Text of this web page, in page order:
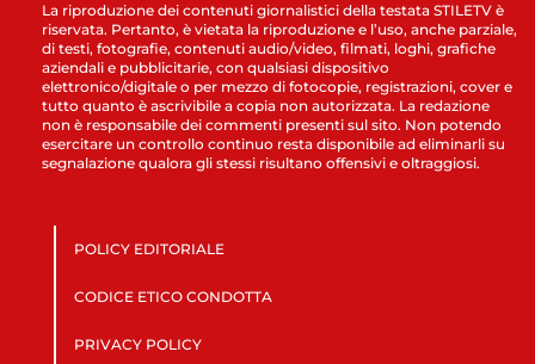
La riproduzione dei contenuti giornalistici della testata STILETV è
riservata. Pertanto, è vietata la riproduzione e l’uso, anche parziale,
di testi, fotografie, contenuti audio/video, filmati, loghi, grafiche
aziendali e pubblicitarie, con qualsiasi dispositivo
elettronico/digitale o per mezzo di fotocopie, registrazioni, cover e
tutto quanto è ascrivibile a copia non autorizzata. La redazione
non è responsabile dei commenti presenti sul sito. Non potendo
esercitare un controllo continuo resta disponibile ad eliminarli su
segnalazione qualora gli stessi risultano offensivi e oltraggiosi.
POLICY EDITORIALE
CODICE ETICO CONDOTTA
PRIVACY POLICY